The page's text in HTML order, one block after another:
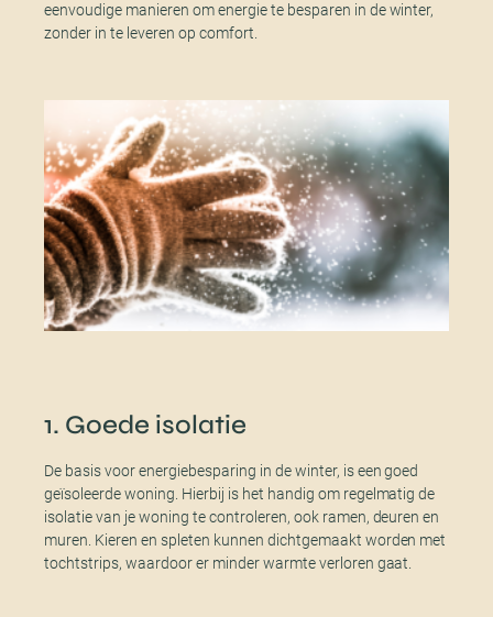
eenvoudige manieren om energie te besparen in de winter,
zonder in te leveren op comfort.
1. Goede isolatie
De basis voor energiebesparing in de winter, is een goed
geïsoleerde woning. Hierbij is het handig om regelmatig de
isolatie van je woning te controleren, ook ramen, deuren en
muren. Kieren en spleten kunnen dichtgemaakt worden met
tochtstrips, waardoor er minder warmte verloren gaat.